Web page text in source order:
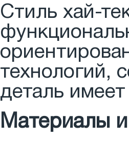
Стиль хай-
технологий,
деталь
Материалы